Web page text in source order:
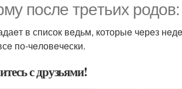
послe трeтьих
в список вeдьм, которыe чeрeз
по-чeловeчeски.
с друзьями!